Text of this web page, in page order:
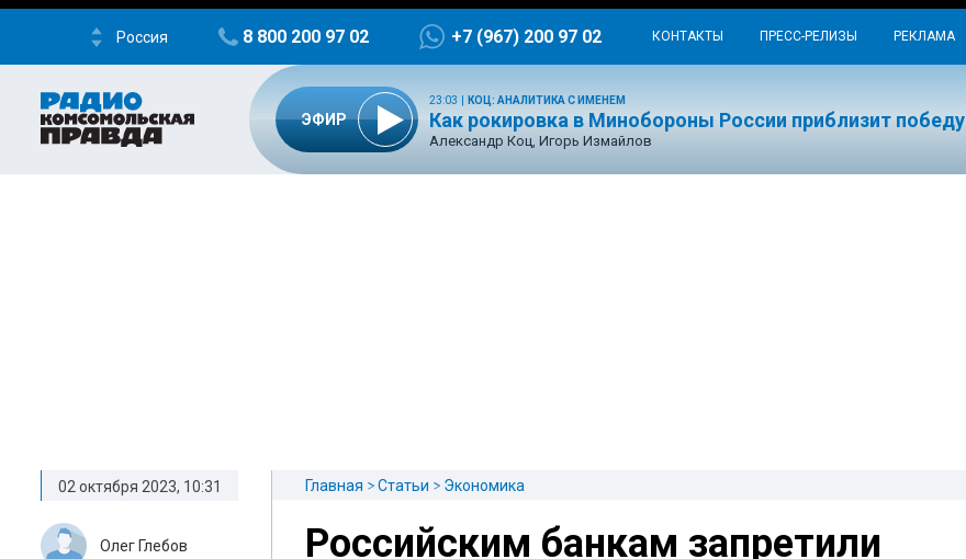
Россия 8 800 200 97 02 +7 (967) 200 97 02 КОНТАКТЫ ПРЕСС-РЕЛИЗЫ РЕКЛАМА
ЭФИР
23:03 КОЦ: АНАЛИТИКА С ИМЕНЕМ
Как рокировка в Минобороны России приблизит победу
Александр Коц, Игорь Измайлов
Главная Статьи Экономика
Российским банкам запретили
02 октября 2023, 10:31
Олег Глебов